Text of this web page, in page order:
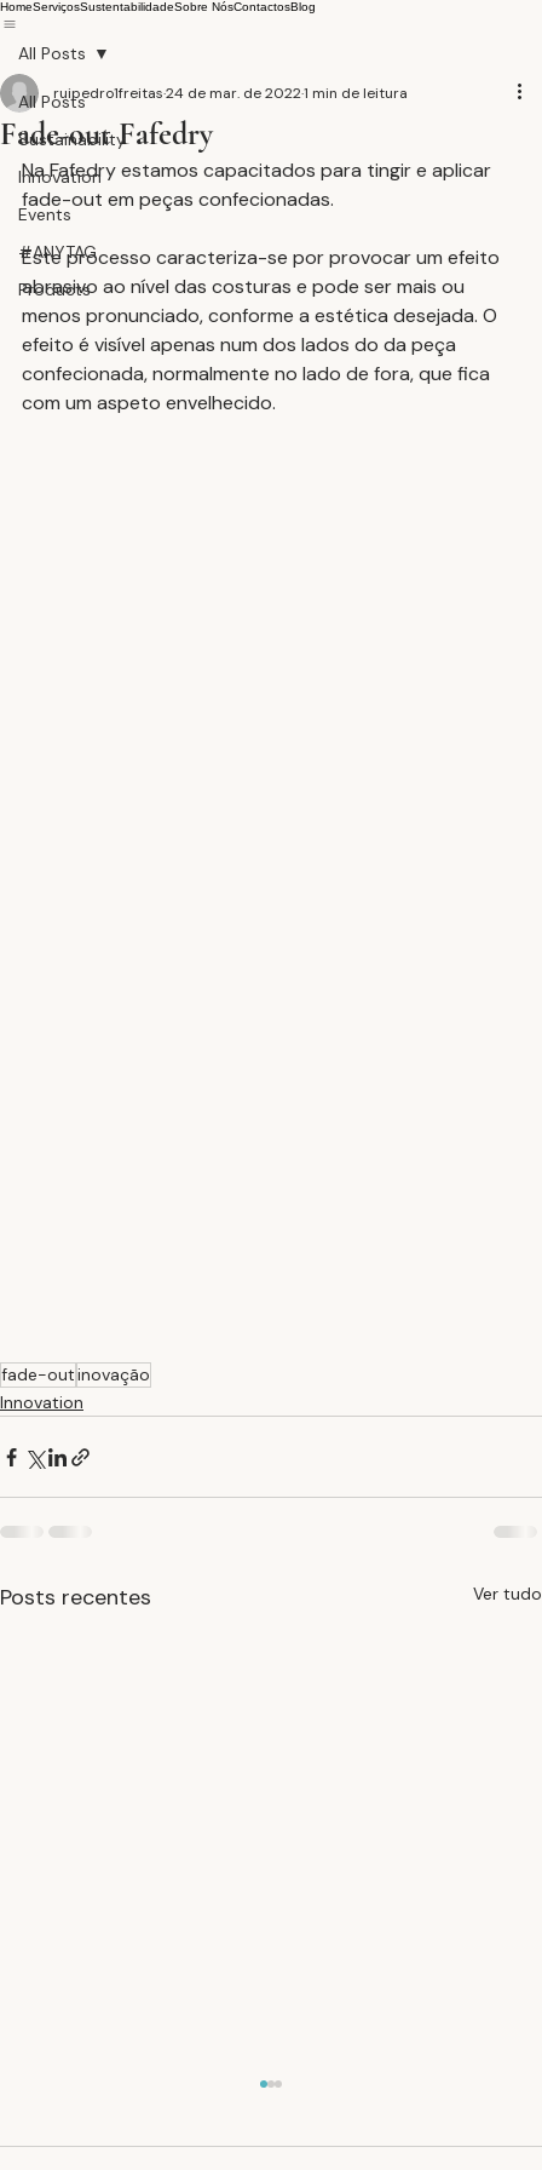
HomeServiçosSustentabilidadeSobre NósContactosBlog
All Posts
Sustainability
Innovation
Events
#ANYTAG
Products
All Posts
Fade-out Fafedry
ruipedro1freitas24 de mar. de 20221 min de leitura
Na Fafedry estamos capacitados para tingir e aplicar
fade-out em peças confecionadas.
Este processo caracteriza-se por provocar um efeito
abrasivo ao nível das costuras e pode ser mais ou
menos pronunciado, conforme a estética desejada. O
efeito é visível apenas num dos lados do da peça
confecionada, normalmente no lado de fora, que fica
com um aspeto envelhecido.
fade-outinovação
Innovation
Posts recentes Ver tudo